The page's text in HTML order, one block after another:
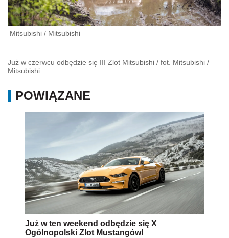
Mitsubishi / Mitsubishi
Już w czerwcu odbędzie się III Zlot Mitsubishi / fot. Mitsubishi /
Mitsubishi
POWIĄZANE
Już w ten weekend odbędzie się X
Ogólnopolski Zlot Mustangów!